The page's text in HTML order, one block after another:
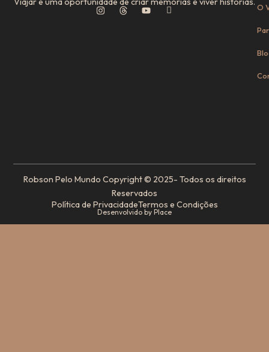
O
Robson Pelo Mundo Copyright © 2025- Todos os direitos
Reservados
Política de PrivacidadeTermos e Condições
Desenvolvido by Place